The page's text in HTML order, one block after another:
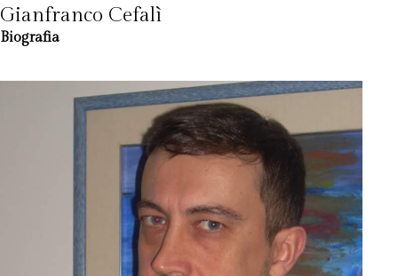
Gianfranco Cefalì
Biografia